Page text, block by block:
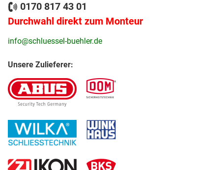
0170 817 43 01
Durchwahl direkt zum Monteur
info@schluessel-buehler.de
Unsere Zulieferer: